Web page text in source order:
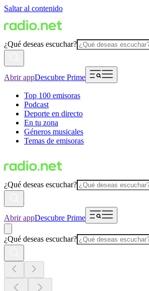
Saltar al contenido
¿Qué deseas escuchar?
Abrir appDescubre Prime
Top 100 emisoras
Podcast
Deporte en directo
En tu zona
Géneros musicales
Temas de emisoras
¿Qué deseas escuchar?
Abrir appDescubre Prime
¿Qué deseas escuchar?